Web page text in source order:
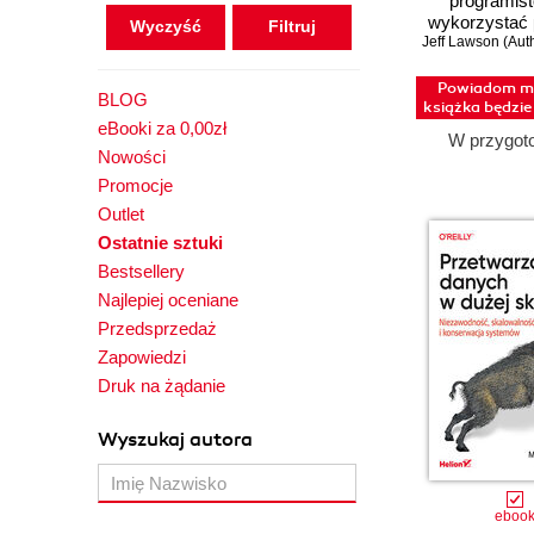
Wyczyść
BLOG
eBooki za 0,00zł
Nowości
Promocje
Outlet
Ostatnie sztuki
Bestsellery
Najlepiej oceniane
Przedsprzedaż
Zapowiedzi
Druk na żądanie
Wyszukaj autora
wykorzystać
Jeff Lawson
Powiadom
książka
W
ebook